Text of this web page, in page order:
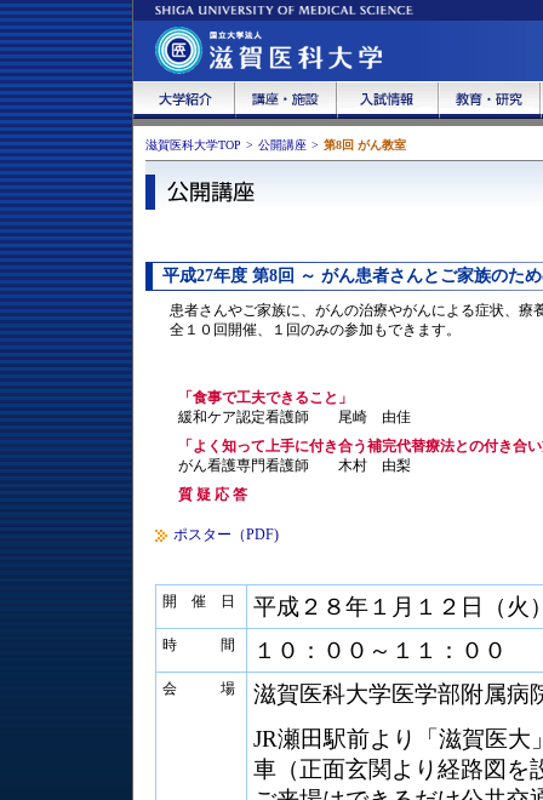
滋賀医科大学TOP > 公開講座 > 第8回 がん教室
平成27年度 第8回 ～ がん患者さんとご家族のた
患者さんやご家族に、がんの治療やがんによる症状、療
全１０回開催、１回のみの参加もできます。
「 食事で工夫できること 」
緩和ケア認定看護師 尾崎 由佳
「よく知って上手に付き合う補完代替療法との付き合
がん看護専門看護師 木村 由梨
質 疑 応 答
ポスター（PDF)
開 催 日 平成２８年１月１２日（火
時 間 １０：００～１１：００
会 場
滋賀医科大学医学部附属
JR瀬田駅前より「滋賀医
車（正面玄関より経路図を